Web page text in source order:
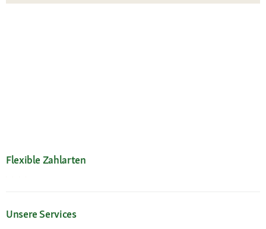
Flexible Zahlarten
Unsere Services